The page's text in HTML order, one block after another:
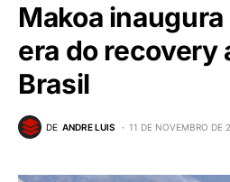
Makoa
era do recovery
Brasil
DE ANDRE LUIS 11 DE NOVEMBRO DE